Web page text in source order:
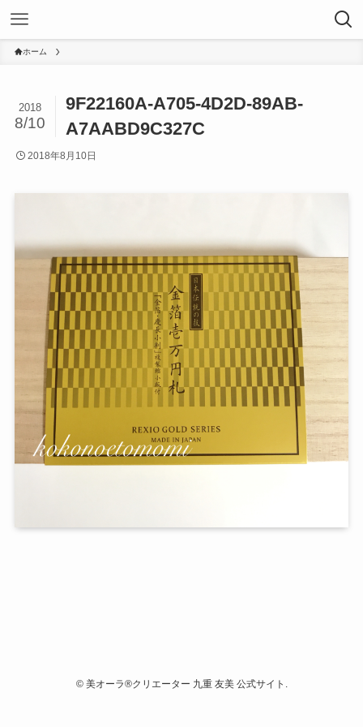
ホーム
9F22160A-A705-4D2D-89AB-
A7AABD9C327C
2018
8/10
2018年8月10日
©美オーラ®クリエーター 九重 友美 公式サイト.